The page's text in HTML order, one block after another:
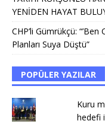
YENİDEN HAYAT
CHP’li Gümrükçü:
Planları Suya Düştü”
POPÜLER YAZILAR
Kuru
hedefi